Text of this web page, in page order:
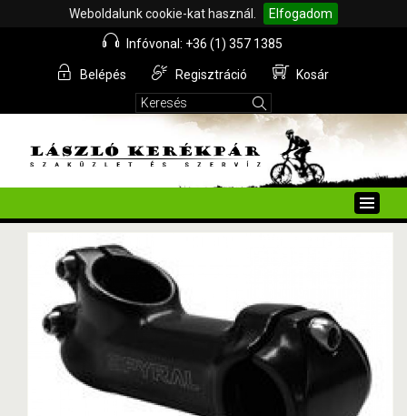
Weboldalunk cookie-kat használ. Elfogadom
Infóvonal: +36 (1) 357 1385
Belépés Regisztráció Kosár
Toggle